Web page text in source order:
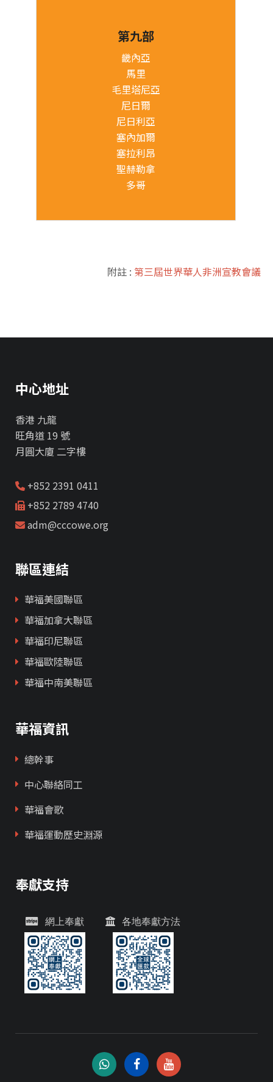
第九部
畿內亞
馬里
毛里塔尼亞
尼日爾
尼日利亞
塞內加爾
塞拉利昂
聖赫勒拿
多哥
附註 : 第三屆世界華人非洲宣教會議
中心地址
香港 九龍
旺角道 19 號
月圓大廈 二字樓
+852 2391 0411
+852 2789 4740
adm@cccowe.org
聯區連結
華福美國聯區
華福加拿大聯區
華福印尼聯區
華福歐陸聯區
華福中南美聯區
華福資訊
總幹事
中心聯絡同工
華福會歌
華福運動歷史淵源
奉獻支持
網上奉獻 各地奉獻方法